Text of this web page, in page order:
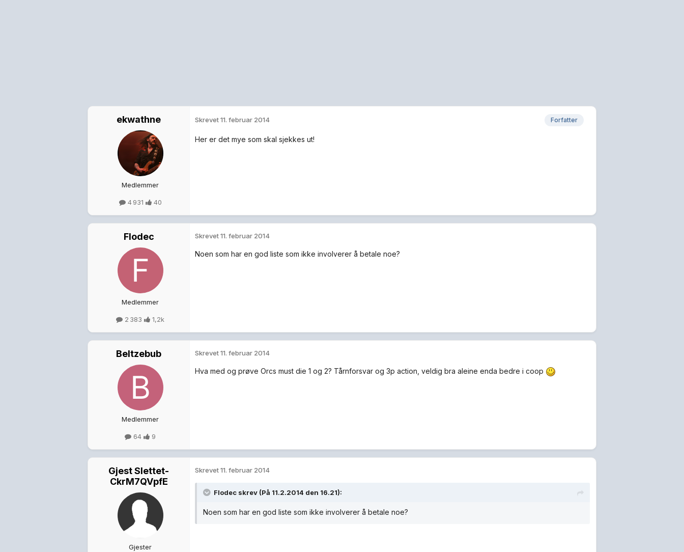
ekwathne
Medlemmer
4 931 40
Forfatter
Skrevet11. februar 2014
Her er det mye som skal sjekkes ut!
Flodec
Medlemmer
2 383 1,2k
Skrevet11. februar 2014
Noen som har en god liste som ikke involverer å betale noe?
Beltzebub
Medlemmer
64 9
Skrevet11. februar 2014
Hva med og prøve Orcs must die 1 og 2? Tårnforsvar og 3p action, veldig bra aleine enda bedre i coop
Gjest Slettet-
CkrM7QVpfE
Gjester
Skrevet11. februar 2014
Flodec skrev (På 11.2.2014 den 16.21):
Noen som har en god liste som ikke involverer å betale noe?